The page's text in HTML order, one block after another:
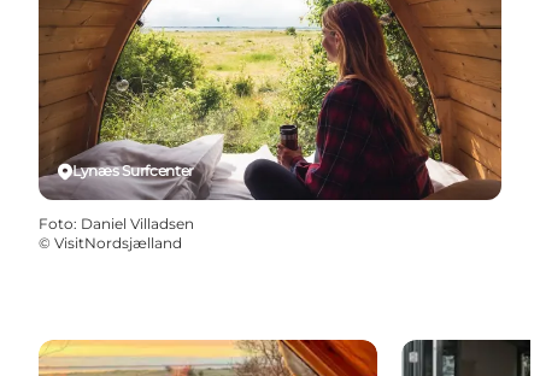
Lynæs Surfcenter
Foto: Daniel Villadsen
© VisitNordsjælland
Surfshack i Lynæs – afslappet overnatning ved
Overnat i